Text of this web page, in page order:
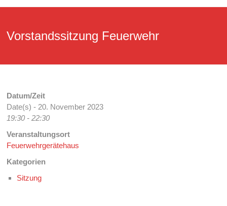
Vorstandssitzung Feuerwehr
Datum/Zeit
Date(s) - 20. November 2023
19:30 - 22:30
Veranstaltungsort
Feuerwehrgerätehaus
Kategorien
Sitzung